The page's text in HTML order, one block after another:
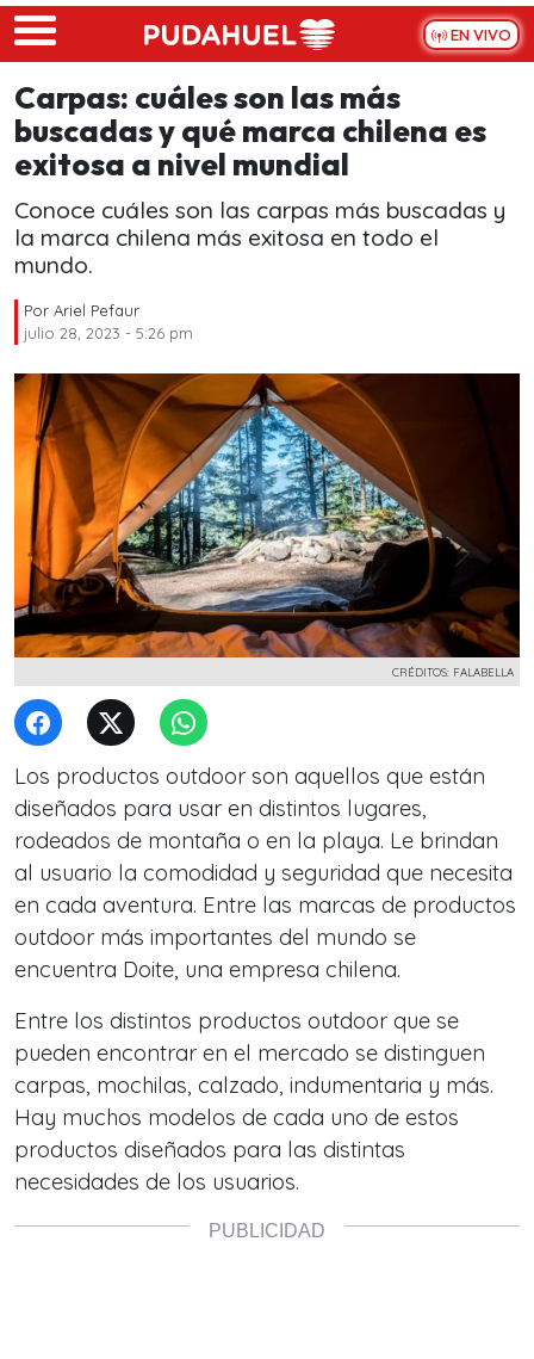
Skip to main content
EN VIVO
Carpas: cuáles son las más
buscadas y qué marca chilena es
exitosa a nivel mundial
Conoce cuáles son las carpas más buscadas y
la marca chilena más exitosa en todo el
mundo.
Por Ariel Pefaur
julio 28, 2023 - 5:26 pm
CRÉDITOS: FALABELLA
Los productos outdoor son aquellos que están
diseñados para usar en distintos lugares,
rodeados de montaña o en la playa. Le brindan
al usuario la comodidad y seguridad que necesita
en cada aventura. Entre las marcas de productos
outdoor más importantes del mundo se
encuentra Doite, una empresa chilena.
Entre los distintos productos outdoor que se
pueden encontrar en el mercado se distinguen
carpas, mochilas, calzado, indumentaria y más.
Hay muchos modelos de cada uno de estos
productos diseñados para las distintas
necesidades de los usuarios.